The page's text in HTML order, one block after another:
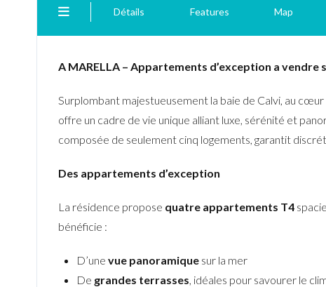
Détails Features Map
A MARELLA – Appartements d’exception a vendre
Surplombant majestueusement la baie de Calvi, au
offre un cadre de vie unique alliant luxe, sérénité et
composée de seulement cinq logements, garantit
Des appartements d’exception
La résidence propose quatre appartements T4
bénéficie :
D’une vue panoramiquesur la mer
De grandes terrasses, idéales pour savourer le